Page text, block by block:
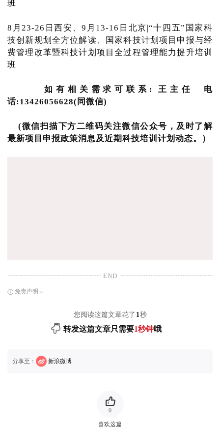
班
8月23-26日西安、9月13-16日北京|“十四五”国家科
技创新规划全方位解读、国家科技计划项目申报与经
费管理改革暨科技计划项目全过程管理能力提升培训
班
如有相关需求可联系: 王主任 电
话:13426056628(同微信)
(微信扫描下方二维码关注微信公众号，及时了解
最新项目申报政策消息及近期科技培训计划动态。）
END
免责声明
您阅读这篇文章花了 1秒
转发这篇文章只需要1秒钟哦
分享至： 新浪微博
喜欢这篇
0